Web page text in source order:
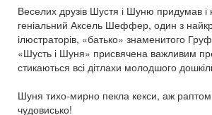
Веселих друзів Шустя і Шуню придумав
геніальний Аксель Шеффер, один з
ілюстраторів, «батько» знаменитого
«Шусть і Шуня» присвячена важливим
стикаються всі дітлахи молодшого
Шуня тихо-мирно пекла кекси, аж раптом
чудовисько!